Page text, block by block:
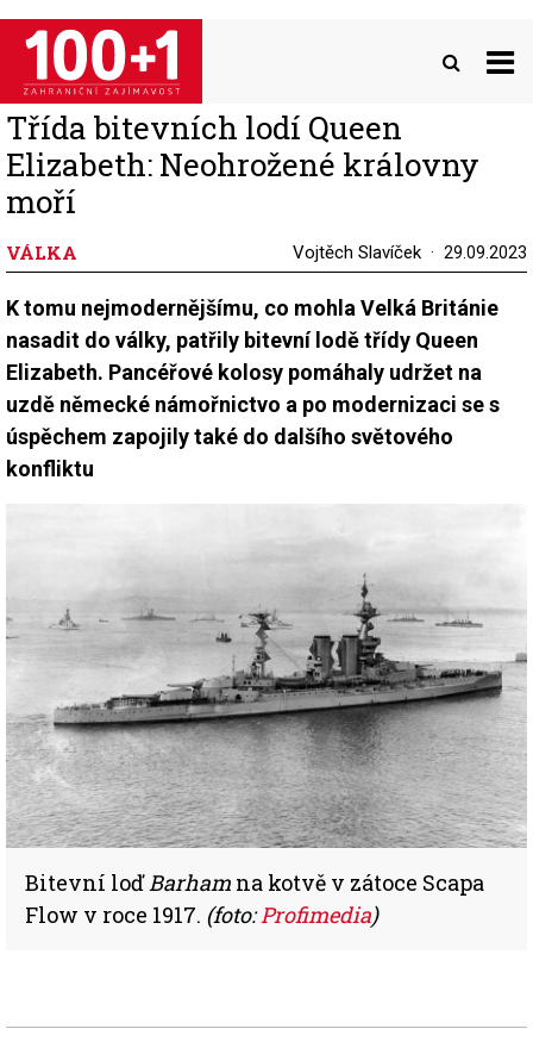
Přejít
hlavnímu
obsahu
Třída bitevních lodí Queen
Elizabeth: Neohrožené královny
moří
VÁLKA Vojtěch Slavíček 29.09.2023
K tomu nejmodernějšímu, co mohla Velká Británie
nasadit do války, patřily bitevní lodě třídy Queen
Elizabeth. Pancéřové kolosy pomáhaly udržet na
uzdě německé námořnictvo a po modernizaci se s
úspěchem zapojily také do dalšího světového
konfliktu
Bitevní loďBarham na kotvě v zátoce Scapa
Flow v roce 1917. (foto:Profimedia)